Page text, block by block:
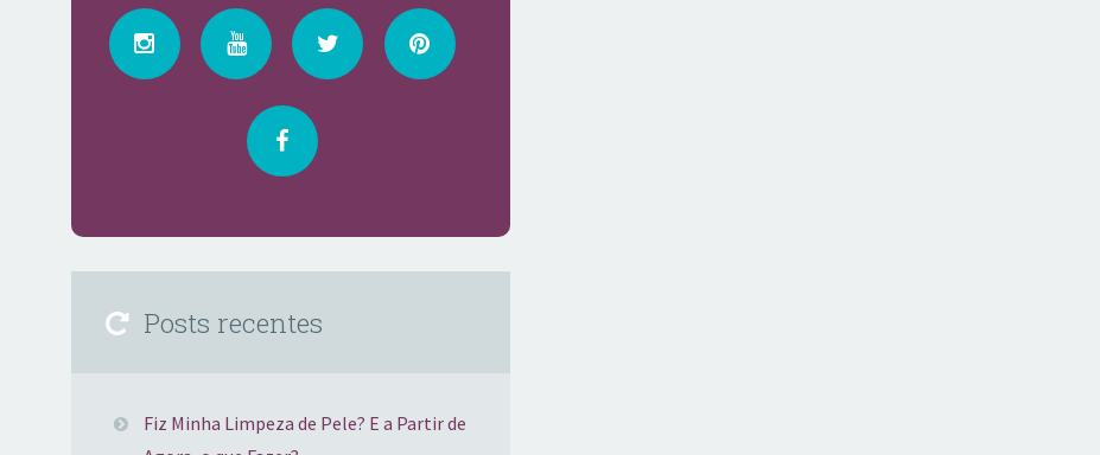
Posts recentes
Fiz Minha Limpeza de Pele? E a Partir de